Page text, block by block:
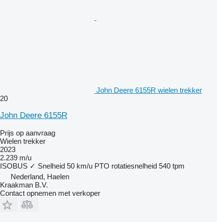
John Deere 6155R wielen trekker
20
John Deere 6155R
Prijs op aanvraag
Wielen trekker
2023
2.239 m/u
ISOBUS ✓ Snelheid 50 km/u PTO rotatiesnelheid 540 tpm
Nederland, Haelen
Kraakman B.V.
Contact opnemen met verkoper